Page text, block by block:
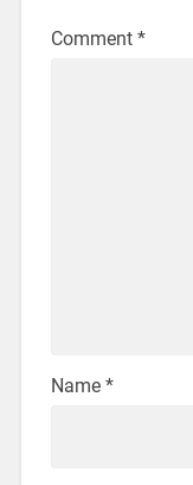
Comment *
Name *